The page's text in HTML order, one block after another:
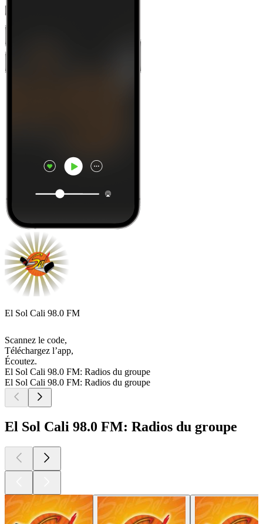
El Sol Cali 98.0 FM
Scannez le code,
Téléchargez l’app,
Écoutez.
El Sol Cali 98.0 FM: Radios du groupe
El Sol Cali 98.0 FM: Radios du groupe
El Sol Cali 98.0 FM: Radios du groupe